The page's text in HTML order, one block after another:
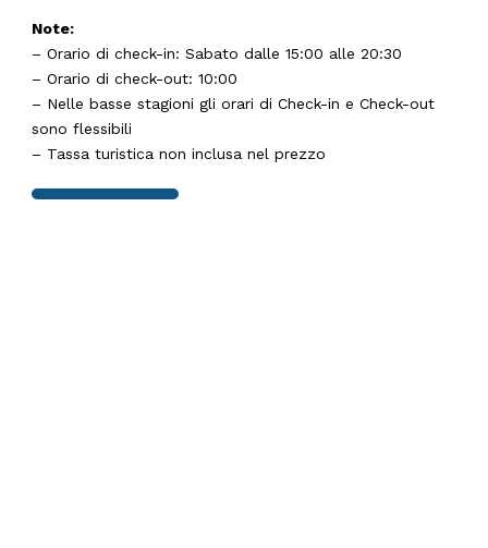
Note:
– Orario di check-in: Sabato dalle 15:00 alle 20:30
– Orario di check-out: 10:00
– Nelle basse stagioni gli orari di Check-in e Check-out
sono flessibili
– Tassa turistica non inclusa nel prezzo